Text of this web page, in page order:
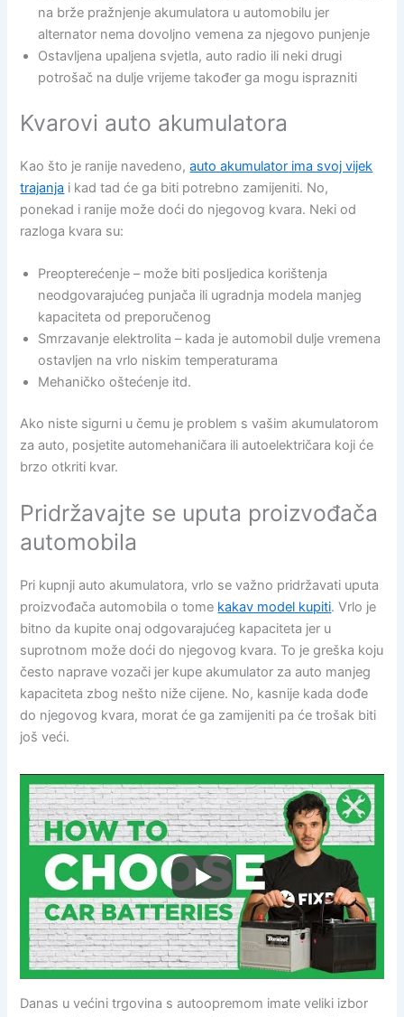
na brže pražnjenje akumulatora u automobilu jer
alternator nema dovoljno vemena za njegovo punjenje
Ostavljena upaljena svjetla, auto radio ili neki drugi
potrošač na dulje vrijeme također ga mogu isprazniti
Kvarovi auto akumulatora
Kao što je ranije navedeno,auto akumulator ima svoj vijek
trajanja i kad tad će ga biti potrebno zamijeniti. No,
ponekad i ranije može doći do njegovog kvara. Neki od
razloga kvara su:
Preopterećenje – može biti posljedica korištenja
neodgovarajućeg punjača ili ugradnja modela manjeg
kapaciteta od preporučenog
Smrzavanje elektrolita – kada je automobil dulje vremena
ostavljen na vrlo niskim temperaturama
Mehaničko oštećenje itd.
Ako niste sigurni u čemu je problem s vašim akumulatorom
za auto, posjetite automehaničara ili autoelektričara koji će
brzo otkriti kvar.
Pridržavajte se uputa proizvođača
automobila
Pri kupnji auto akumulatora, vrlo se važno pridržavati uputa
proizvođača automobila o tome kakav model kupiti. Vrlo je
bitno da kupite onaj odgovarajućeg kapaciteta jer u
suprotnom može doći do njegovog kvara. To je greška koju
često naprave vozači jer kupe akumulator za auto manjeg
kapaciteta zbog nešto niže cijene. No, kasnije kada dođe
do njegovog kvara, morat će ga zamijeniti pa će trošak biti
još veći.
Danas u većini trgovina s autoopremom imate veliki izbor